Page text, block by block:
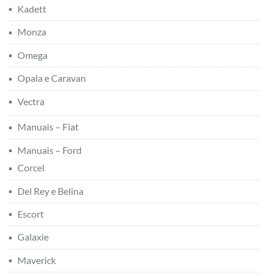
Kadett
Monza
Omega
Opala e Caravan
Vectra
Manuais – Fiat
Manuais – Ford
Corcel
Del Rey e Belina
Escort
Galaxie
Maverick